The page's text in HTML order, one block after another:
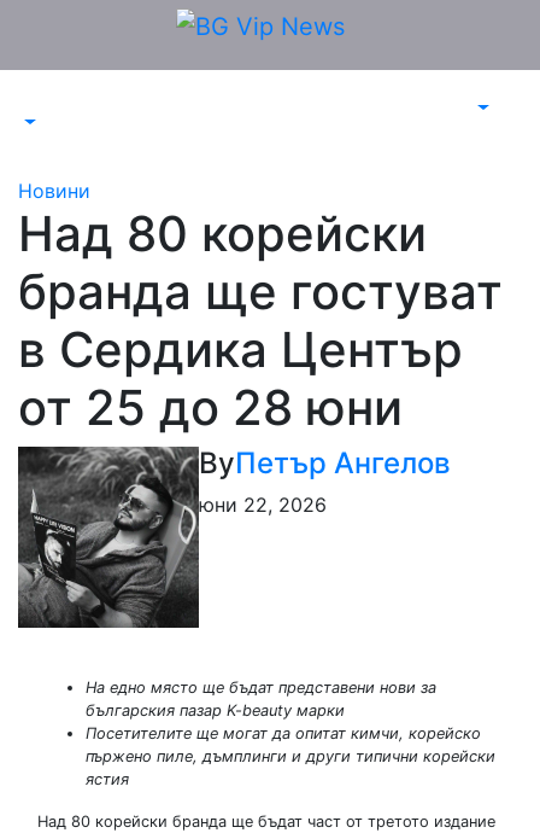
content
Новини
Над 80 корейски
бранда ще гостуват
в Сердика Център
от 25 до 28 юни
ByПетър Ангелов
юни 22, 2026
На едно място ще бъдат представени нови за
българския пазар K-beauty марки
Посетителите ще могат да опитат кимчи, корейско
пържено пиле, дъмплинги и други типични корейски
ястия
Над 80 корейски бранда ще бъдат част от третото издание